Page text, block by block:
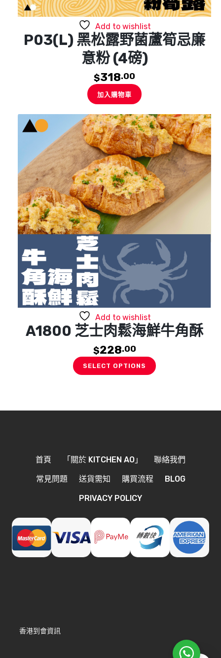
Add to wishlist
P03(L) 黑松露野菌蘆筍忌廉
意粉 (4磅)
$318.00
加入購物車
Add to wishlist
A1800 芝士肉鬆海鮮牛角酥
$228.00
SELECT OPTIONS
首頁 「關於 KITCHEN AO」 聯絡我們
常見問題 送貨需知 購買流程 BLOG
PRIVACY POLICY
香港到會資訊